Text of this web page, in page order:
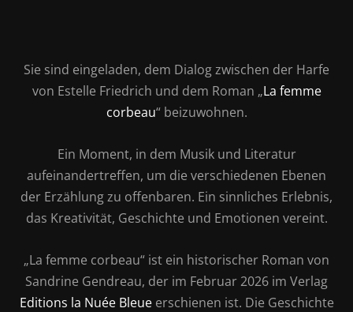
Sie sind eingeladen, dem Dialog zwischen der Harfe
von Estelle Friedrich und dem Roman „La femme
corbeau“ beizuwohnen.
Ein Moment, in dem Musik und Literatur
aufeinandertreffen, um die verschiedenen Ebenen
der Erzählung zu offenbaren. Ein sinnliches Erlebnis,
das Kreativität, Geschichte und Emotionen vereint.
„La femme corbeau“ ist ein historischer Roman von
Sandrine Gendreau, der im Februar 2026 im Verlag
Editions la Nuée Bleueerschienen ist. Die Geschichte